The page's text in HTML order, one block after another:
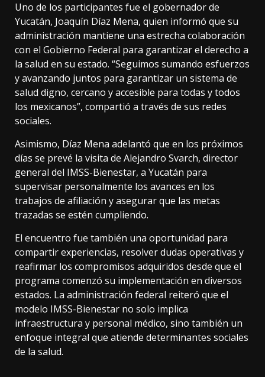
Uno de los participantes fue el gobernador de
Yucatán, Joaquín Díaz Mena, quien informó que su
administración mantiene una estrecha colaboración
con el Gobierno Federal para garantizar el derecho a
la salud en su estado. “Seguimos sumando esfuerzos
y avanzando juntos para garantizar un sistema de
salud digno, cercano y accesible para todas y todos
los mexicanos”, compartió a través de sus redes
sociales.
Asimismo, Díaz Mena adelantó que en los próximos
días se prevé la visita de Alejandro Svarch, director
general del IMSS-Bienestar, a Yucatán para
supervisar personalmente los avances en los
trabajos de afiliación y asegurar que las metas
trazadas se estén cumpliendo.
El encuentro fue también una oportunidad para
compartir experiencias, resolver dudas operativas y
reafirmar los compromisos adquiridos desde que el
programa comenzó su implementación en diversos
estados. La administración federal reiteró que el
modelo IMSS-Bienestar no solo implica
infraestructura y personal médico, sino también un
enfoque integral que atiende determinantes sociales
de la salud.